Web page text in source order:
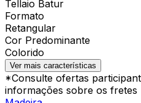
Tellaio Batur
Formato
Retangular
Cor Predominante
Colorido
Ver mais características
*Consulte ofertas
informações sobre os fretes